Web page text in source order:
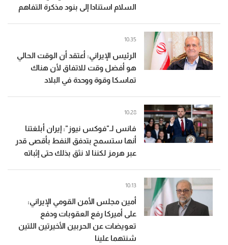
السلام استنادا إلى بنود مذكرة التفاهم
الرئيس الإيراني: أعتقد أن الوقت الحالي
هو أفضل وقت للاتفاق لأن هناك
تماسكا وقوة ووحدة في البلاد
10:35
فانس لـ"فوكس نيوز": إيران أبلغتنا
أنها ستسمح بتدفق النفط بأقصى قدر
عبر هرمز لكننا لا نثق بذلك حتى إثباته
10:28
أمين مجلس الأمن القومي الإيراني:
على أميركا رفع العقوبات ودفع
تعويضات عن الحربين الأخيرتين اللتين
شنتهما علينا
10:13